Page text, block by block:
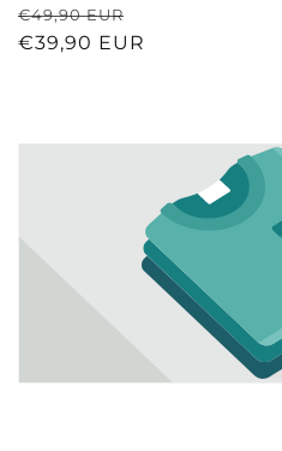
Normaler
Preis
€49,90 EUR
€39,90 EUR